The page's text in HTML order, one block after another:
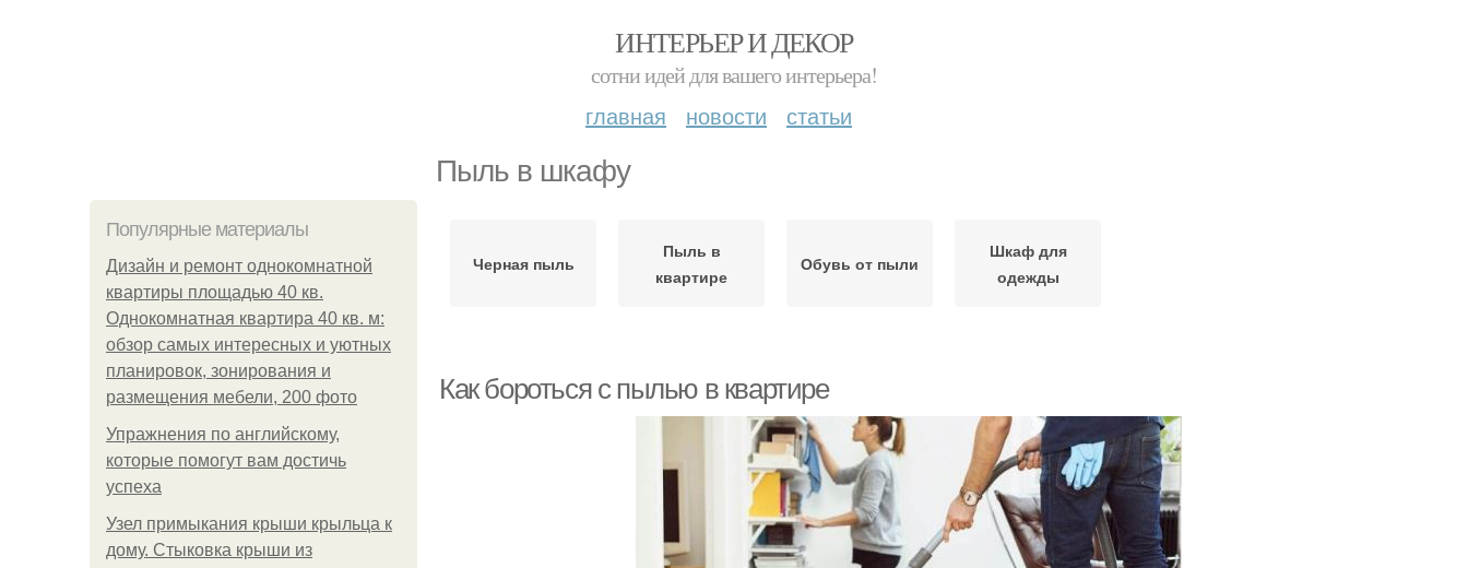
ИНТЕРЬЕР И ДЕКОР
сотни идей для вашего интерьера!
главная новости статьи
Пыль в шкафу
Популярные материалы
Дизайн и ремонт однокомнатной
квартиры площадью 40 кв.
Однокомнатная квартира 40 кв. м:
обзор самых интересных и уютных
планировок, зонирования и
размещения мебели, 200 фото
Упражнения по английскому,
которые помогут вам достичь
успеха
Узел примыкания крыши крыльца к
дому. Стыковка крыши из
Черная пыль
Пыль в
квартире
Обувь от пыли
Шкаф для
одежды
Как бороться с пылью в квартире